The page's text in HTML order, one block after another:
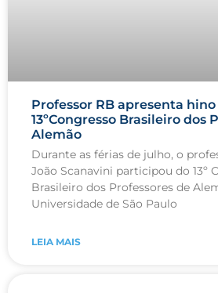
Professor RB apresenta
13ºCongresso Brasileiro dos
Alemão
Durante as férias de julho, o
João Scanavini participou do 13º
Brasileiro dos Professores de
Universidade de São Paulo
LEIA MAIS